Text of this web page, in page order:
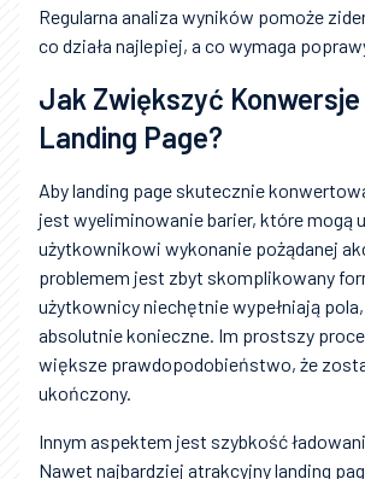
Regularna analiza wyników pomoże
co działa najlepiej, a co wymaga
Jak Zwiększyć Konwersje
Landing Page?
Aby landing page skutecznie
jest wyeliminowanie barier, które mogą
użytkownikowi wykonanie pożądanej
problemem jest zbyt skomplikowany
użytkownicy niechętnie wypełniają
absolutnie konieczne. Im prostszy
większe prawdopodobieństwo, że
ukończony.
Innym aspektem jest szybkość
Nawet najbardziej atrakcyjny landing